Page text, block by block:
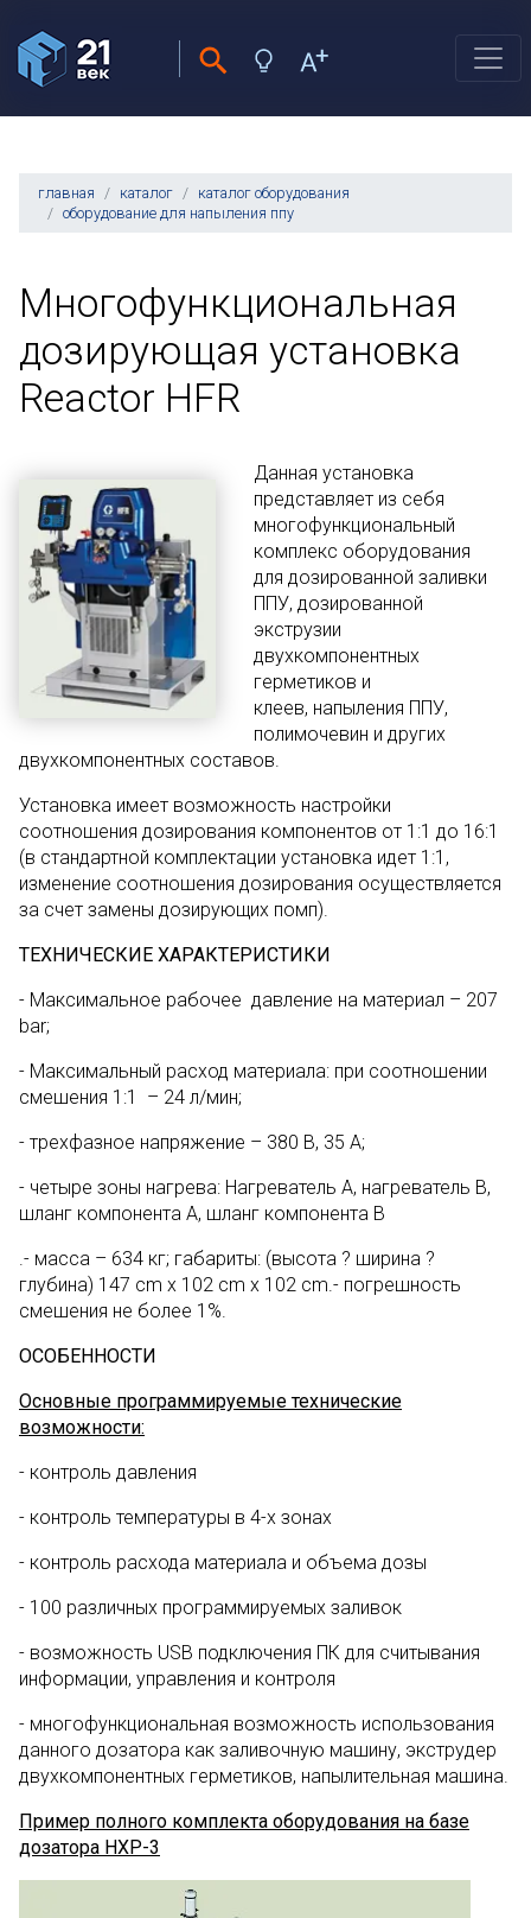
главная каталог
каталог оборудования
оборудование для напыления ппу
Многофункциональная
дозирующая установка
Reactor HFR
Данная установка
представляет из себя
многофункциональный
комплекс оборудования
для дозированной заливки
ППУ, дозированной
экструзии
двухкомпонентных
герметиков и
клеев, напыления ППУ,
полимочевин и других
двухкомпонентных составов.
Установка имеет возможность настройки
соотношения дозирования компонентов от 1:1 до 16:1
(в стандартной комплектации установка идет 1:1,
изменение соотношения дозирования осуществляется
за счет замены дозирующих помп).
ТЕХНИЧЕСКИЕ ХАРАКТЕРИСТИКИ
- Максимальное рабочее давление на материал – 207
bar;
- Максимальный расход материала: при соотношении
смешения 1:1 – 24 л/мин;
- трехфазное напряжение – 380 В, 35 А;
- четыре зоны нагрева: Нагреватель А, нагреватель В,
шланг компонента А, шланг компонента В
.- масса – 634 кг; габариты: (высота ? ширина ?
глубина) 147 cm x 102 cm x 102 cm.- погрешность
смешения не более 1%.
ОСОБЕННОСТИ
Основные программируемые технические
возможности:
- контроль давления
- контроль температуры в 4-х зонах
- контроль расхода материала и объема дозы
- 100 различных программируемых заливок
- возможность USB подключения ПК для считывания
информации, управления и контроля
- многофункциональная возможность использования
данного дозатора как заливочную машину, экструдер
двухкомпонентных герметиков, напылительная машина.
Пример полного комплекта оборудования на базе
дозатора HXP-3